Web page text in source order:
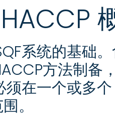
系统的基础
方法制备
须在一个或多个
。